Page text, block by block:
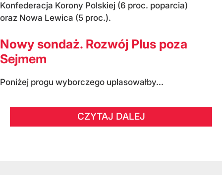
Konfederacja Korony Polskiej (6 proc. poparcia)
oraz Nowa Lewica (5 proc.).
Nowy sondaż. Rozwój Plus poza
Sejmem
Poniżej progu wyborczego uplasowałby...
CZYTAJ DALEJ